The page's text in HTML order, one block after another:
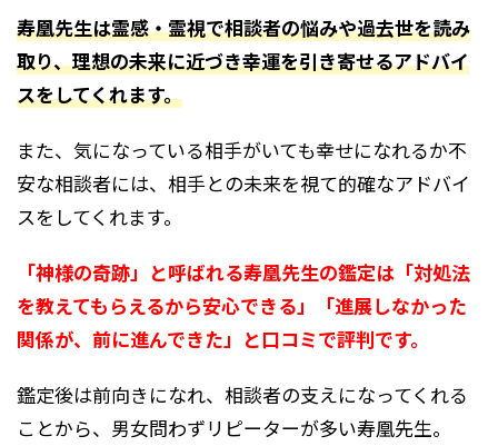
寿凰先生は霊感・霊視で相談者の悩みや過去世を読み
取り、理想の未来に近づき幸運を引き寄せるアドバイ
スをしてくれます。
また、気になっている相手がいても幸せになれるか不
安な相談者には、相手との未来を視て的確なアドバイ
スをしてくれます。
「神様の奇跡」と呼ばれる寿凰先生の鑑定は「対処法
を教えてもらえるから安心できる」「進展しなかった
関係が、前に進んできた」と口コミで評判です。
鑑定後は前向きになれ、相談者の支えになってくれる
ことから、男女問わずリピーターが多い寿凰先生。